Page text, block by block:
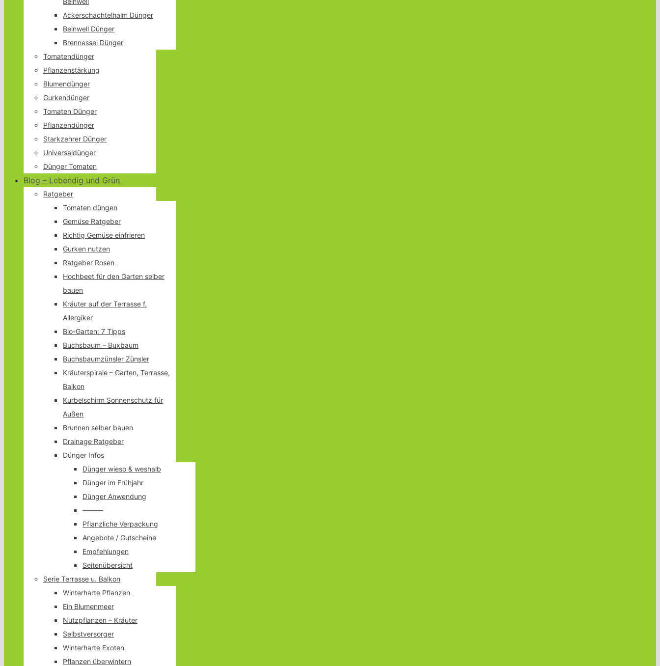
Ackerschachtelhalm Dünger
Beinwell Dünger
Brennessel Dünger
Tomatendünger
Pflanzenstärkung
Blumendünger
Gurkendünger
Tomaten Dünger
Pflanzendünger
Starkzehrer Dünger
Universaldünger
Dünger Tomaten
Blog – Lebendig und Grün
Ratgeber
Tomaten düngen
Gemüse Ratgeber
Richtig Gemüse einfrieren
Gurken nutzen
Ratgeber Rosen
Hochbeet für den Garten selber
bauen
Kräuter auf der Terrasse f.
Allergiker
Bio-Garten: 7 Tipps
Buchsbaum – Buxbaum
Buchsbaumzünsler Zünsler
Kräuterspirale – Garten, Terrasse,
Balkon
Kurbelschirm Sonnenschutz für
Außen
Brunnen selber bauen
Drainage Ratgeber
Dünger Infos
Dünger wieso & weshalb
Dünger im Frühjahr
Dünger Anwendung
———
Pflanzliche Verpackung
Angebote / Gutscheine
Empfehlungen
Seitenübersicht
Serie Terrasse u. Balkon
Winterharte Pflanzen
Ein Blumenmeer
Nutzpflanzen – Kräuter
Selbstversorger
Winterharte Exoten
Pflanzen überwintern